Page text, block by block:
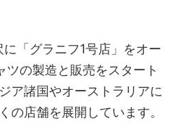
「グラニフ1号店」をオー
ツの製造と販売をスタート
ア諸国やオーストラリアに
の店舗を展開しています。